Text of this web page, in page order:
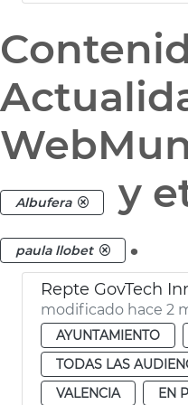
Albufera y
paula llobet .
modificado hace 2
AYUNTAMIENTO
TODAS LAS
VALENCIA
EN